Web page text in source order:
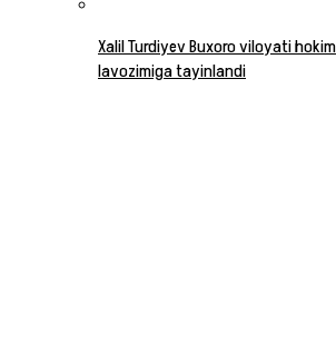
Xalil Turdiyev Buxoro viloyati
lavozimiga tayinlandi